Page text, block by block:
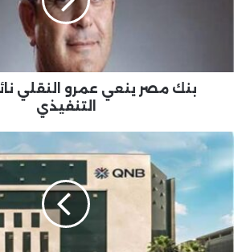
بنك مصر ينعي عمرو النقلي
التنفيذي
بنك
قطر
الوطني
مصر
يحذر
العملاء
من